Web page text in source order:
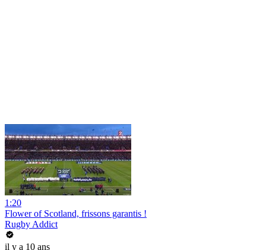
1:20
Flower of Scotland, frissons garantis !
Rugby Addict
il y a 10 ans